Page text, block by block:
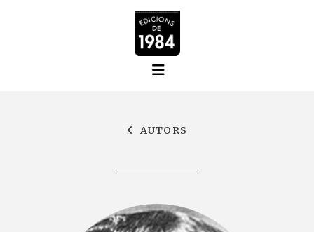
AUTORS